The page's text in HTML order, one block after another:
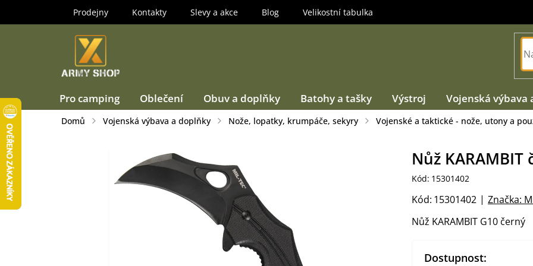
Prodejny Kontakty Slevy a akce Blog Velikostní tabulka
Pro camping Oblečení Obuv a doplňky Batohy a tašky Výstroj Vojenská výbava
Domů Vojenská výbava a doplňky Nože, lopatky, krumpáče, sekyry Vojenské a taktické - nože, utony a
Nůž KARAMBIT G10 černý
Nůž KARAMBIT
Kód: 15301402
Značka:
Kód: 15301402
Dostupnost: